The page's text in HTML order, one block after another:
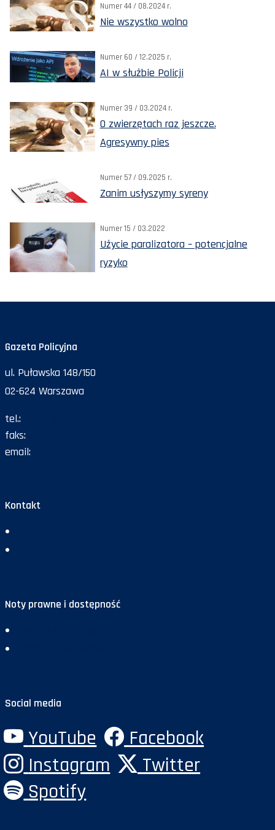
Numer 44 / 08.2024 r.
Nie wszystko wolno
Numer 60 / 12.2025 r.
AI w służbie Policji
Numer 39 / 03.2024 r.
O zwierzętach raz jeszcze.
Agresywny pies
Numer 57 / 09.2025 r.
Zanim usłyszymy syreny
Numer 15 / 03.2022
Użycie paralizatora – potencjalne
ryzyko
Gazeta Policyjna
ul. Puławska 148/150
02-624 Warszawa
tel.:
faks:
email:
Kontakt
Noty prawne i dostępność
Social media
YouTube
Facebook
Instagram
Twitter
Spotify